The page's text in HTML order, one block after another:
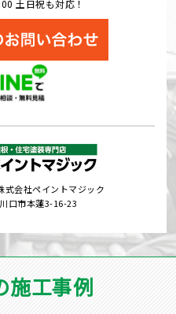
土日祝も対応！
式会社ペイントマジック
口市本蓮3-16-23
施工事例